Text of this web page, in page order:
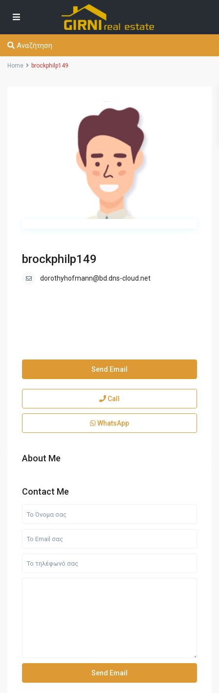
Αναζήτηση
Home brockphilp149
brockphilp149
dorothyhofmann@bd.dns-cloud.net
Send Email
Call
WhatsApp
About Me
Contact Me